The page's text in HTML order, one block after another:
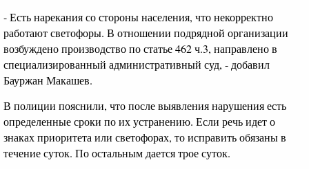
- Есть нарекания со стороны населения, что некорректно
работают светофоры. В отношении подрядной организации
возбуждено производство по статье 462 ч.3, направлено в
специализированный административный суд, - добавил
Бауржан Макашев.
В полиции пояснили, что после выявления нарушения есть
определенные сроки по их устранению. Если речь идет о
знаках приоритета или светофорах, то исправить обязаны в
течение суток. По остальным дается трое суток.